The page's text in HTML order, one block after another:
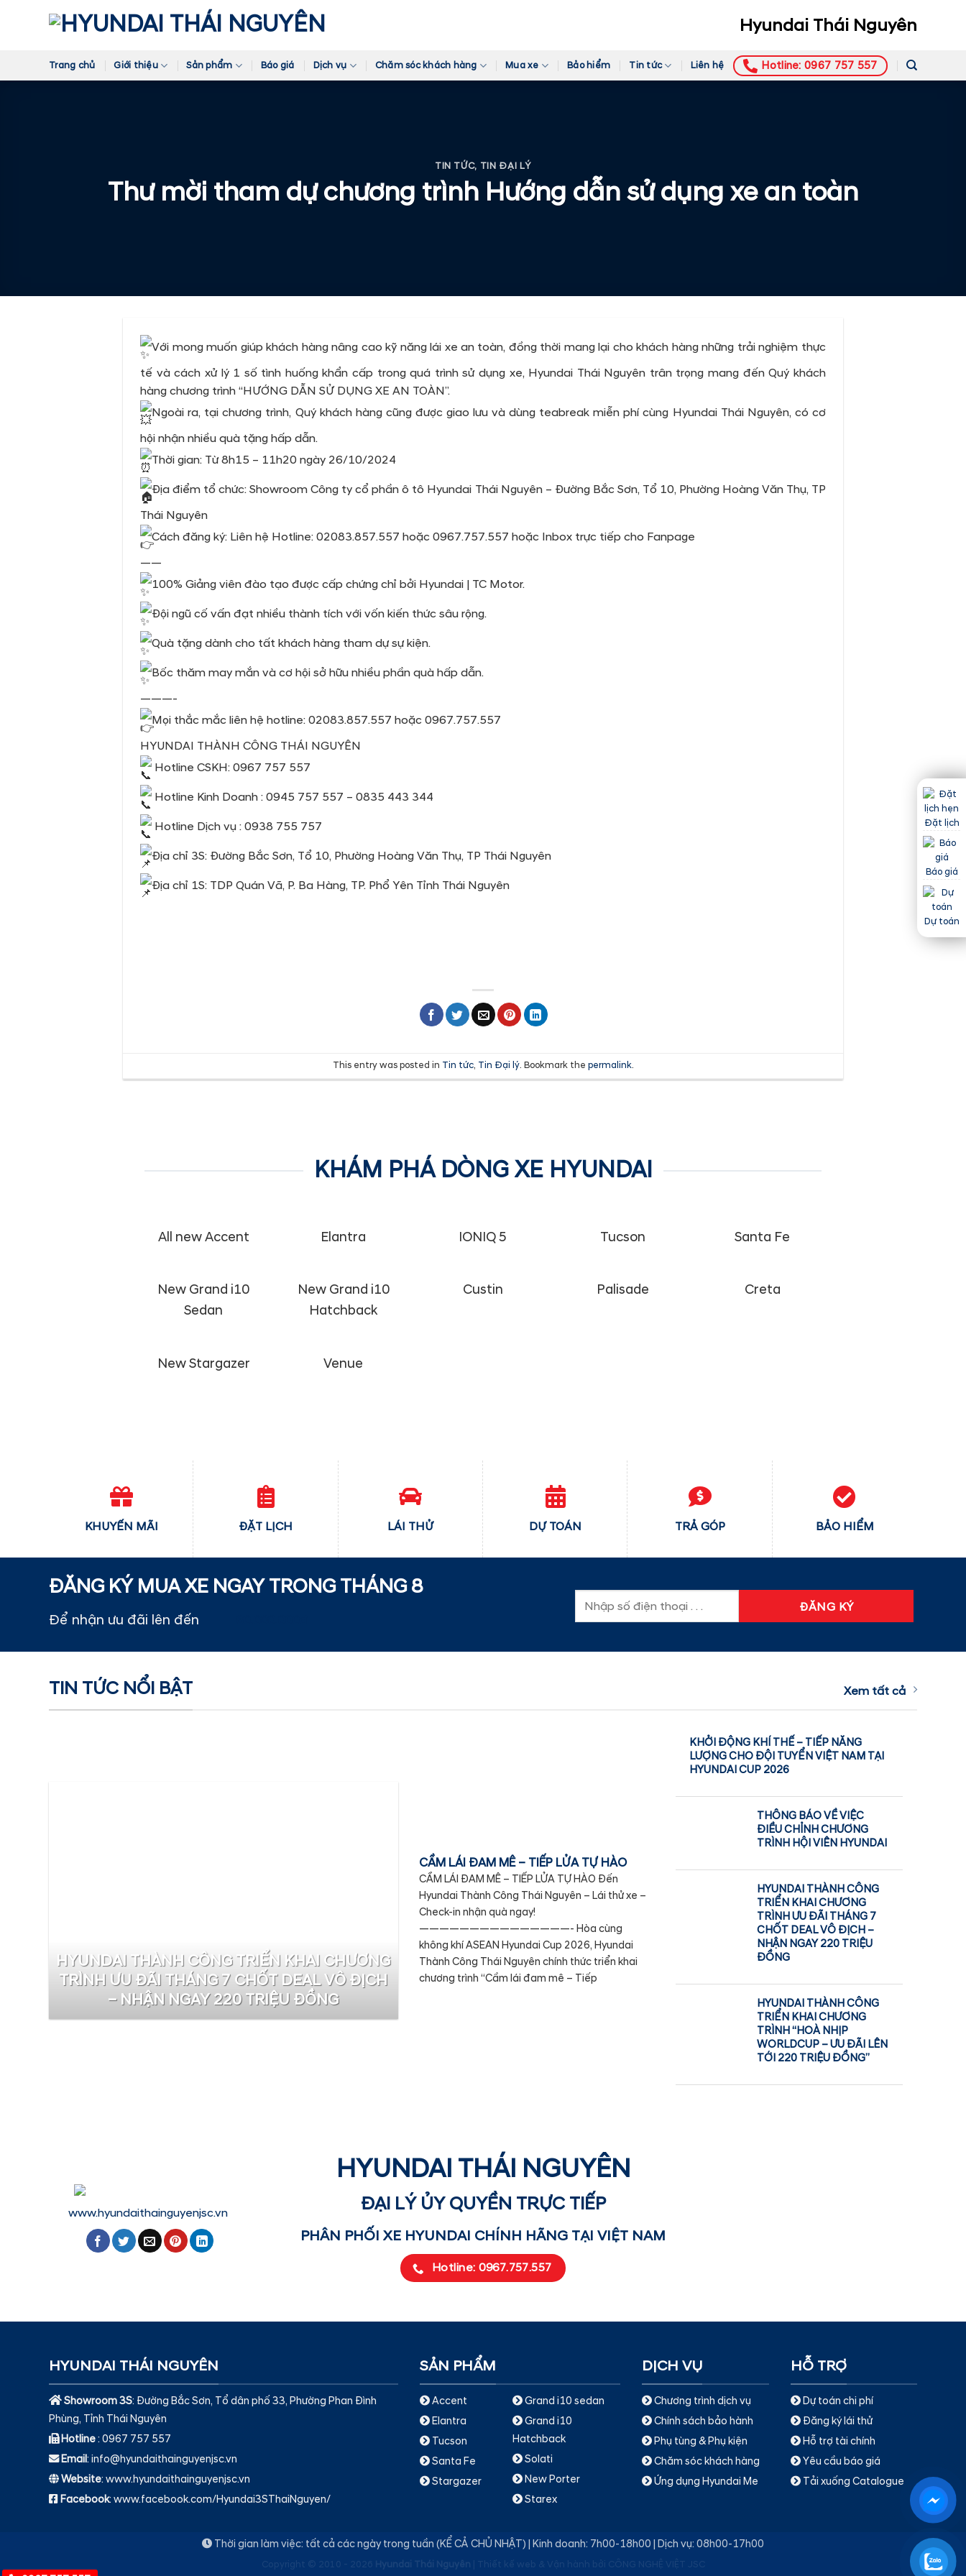
Hyundai Thái Nguyên
Trang chủ Giới thiệu Sản phẩm Báo giá Dịch vụ Chăm sóc khách hàng Mua xe Bảo hiểm Tin tức Liên hệ Hotline: 0967 757 557
TIN TỨC, TIN ĐẠI LÝ
Thư mời tham dự chương trình Hướng dẫn sử dụng xe an toàn
Với mong muốn giúp khách hàng nâng cao kỹ năng lái xe an toàn, đồng thời mang lại cho khách hàng những trải nghiệm thực
tế và cách xử lý 1 số tình huống khẩn cấp trong quá trình sử dụng xe, Hyundai Thái Nguyên trân trọng mang đến Quý khách
hàng chương trình “HƯỚNG DẪN SỬ DỤNG XE AN TOÀN”.
Ngoài ra, tại chương trình, Quý khách hàng cũng được giao lưu và dùng teabreak miễn phí cùng Hyundai Thái Nguyên, có cơ
hội nhận nhiều quà tặng hấp dẫn.
Thời gian: Từ 8h15 – 11h20 ngày 26/10/2024
Địa điểm tổ chức: Showroom Công ty cổ phần ô tô Hyundai Thái Nguyên – Đường Bắc Sơn, Tổ 10, Phường Hoàng Văn Thụ, TP
Thái Nguyên
Cách đăng ký: Liên hệ Hotline: 02083.857.557 hoặc 0967.757.557 hoặc Inbox trực tiếp cho Fanpage
——
100% Giảng viên đào tạo được cấp chứng chỉ bởi Hyundai | TC Motor.
Đội ngũ cố vấn đạt nhiều thành tích với vốn kiến thức sâu rộng.
Quà tặng dành cho tất khách hàng tham dự sự kiện.
Bốc thăm may mắn và cơ hội sở hữu nhiều phần quà hấp dẫn.
———-
Mọi thắc mắc liên hệ hotline: 02083.857.557 hoặc 0967.757.557
HYUNDAI THÀNH CÔNG THÁI NGUYÊN
Hotline CSKH: 0967 757 557
Hotline Kinh Doanh : 0945 757 557 – 0835 443 344
Hotline Dịch vụ : 0938 755 757
Địa chỉ 3S: Đường Bắc Sơn, Tổ 10, Phường Hoàng Văn Thụ, TP Thái Nguyên
Địa chỉ 1S: TDP Quán Vã, P. Ba Hàng, TP. Phổ Yên Tỉnh Thái Nguyên
This entry was posted in Tin tức, Tin Đại lý. Bookmark the permalink.
KHÁM PHÁ DÒNG XE HYUNDAI
All new Accent Elantra IONIQ 5 Tucson Santa Fe
New Grand i10
Sedan
New Grand i10
Hatchback
Custin Palisade Creta
New Stargazer Venue
KHUYẾN MÃI ĐẶT LỊCH LÁI THỬ DỰ TOÁN TRẢ GÓP BẢO HIỂM
ĐĂNG KÝ MUA XE NGAY TRONG THÁNG8
Để nhận ưu đãi lên đến
TIN TỨC NỔI BẬT Xem tất cả
HYUNDAI THÀNH CÔNG TRIỂN KHAI CHƯƠNG
TRÌNH ƯU ĐÃI THÁNG 7 CHỐT DEAL VÔ ĐỊCH
– NHẬN NGAY 220 TRIỆU ĐỒNG
CẦM LÁI ĐAM MÊ – TIẾP LỬA TỰ HÀO
CẦM LÁI ĐAM MÊ – TIẾP LỬA TỰ HÀO Đến
Hyundai Thành Công Thái Nguyên – Lái thử xe –
Check-in nhận quà ngay!
———————————————- Hòa cùng
không khí ASEAN Hyundai Cup 2026, Hyundai
Thành Công Thái Nguyên chính thức triển khai
chương trình “Cầm lái đam mê – Tiếp
KHỞI ĐỘNG KHÍ THẾ – TIẾP NĂNG
LƯỢNG CHO ĐỘI TUYỂN VIỆT NAM TẠI
HYUNDAI CUP 2026
THÔNG BÁO VỀ VIỆC
ĐIỀU CHỈNH CHƯƠNG
TRÌNH HỘI VIÊN HYUNDAI
HYUNDAI THÀNH CÔNG
TRIỂN KHAI CHƯƠNG
TRÌNH ƯU ĐÃI THÁNG 7
CHỐT DEAL VÔ ĐỊCH –
NHẬN NGAY 220 TRIỆU
ĐỒNG
HYUNDAI THÀNH CÔNG
TRIỂN KHAI CHƯƠNG
TRÌNH “HOÀ NHỊP
WORLDCUP – ƯU ĐÃI LÊN
TỚI 220 TRIỆU ĐỒNG”
www.hyundaithainguyenjsc.vn
HYUNDAI THÁI NGUYÊN
ĐẠI LÝ ỦY QUYỀN TRỰC TIẾP
PHÂN PHỐI XE HYUNDAI CHÍNH HÃNG TẠI VIỆT NAM
Hotline: 0967.757.557
HYUNDAI THÁI NGUYÊN
Showroom 3S: Đường Bắc Sơn, Tổ dân phố 33, Phường Phan Đình
Phùng, Tỉnh Thái Nguyên
Hotline: 0967 757 557
Email: info@hyundaithainguyenjsc.vn
Website: www.hyundaithainguyenjsc.vn
Facebook: www.facebook.com/Hyundai3SThaiNguyen/
SẢN PHẨM
Accent
Elantra
Tucson
Santa Fe
Stargazer
Grand i10 sedan
Grand i10
Hatchback
Solati
New Porter
Starex
DỊCH VỤ
Chương trình dịch vụ
Chính sách bảo hành
Phụ tùng & Phụ kiện
Chăm sóc khách hàng
Ứng dụng Hyundai Me
HỖ TRỢ
Dự toán chi phí
Đăng ký lái thử
Hỗ trợ tài chính
Yêu cầu báo giá
Tải xuống Catalogue
Thời gian làm việc: tất cả các ngày trong tuần (KỂ CẢ CHỦ NHẬT) | Kinh doanh: 7h00-18h00 | Dịch vụ: 08h00-17h00
Copyright © 2010 - 2026 Hyundai Thái Nguyên Thiết kế web & Vận hành bởi CÔNG NGHỆ VIỆT JSC
Đặt lịch
Báo giá
Dự toán